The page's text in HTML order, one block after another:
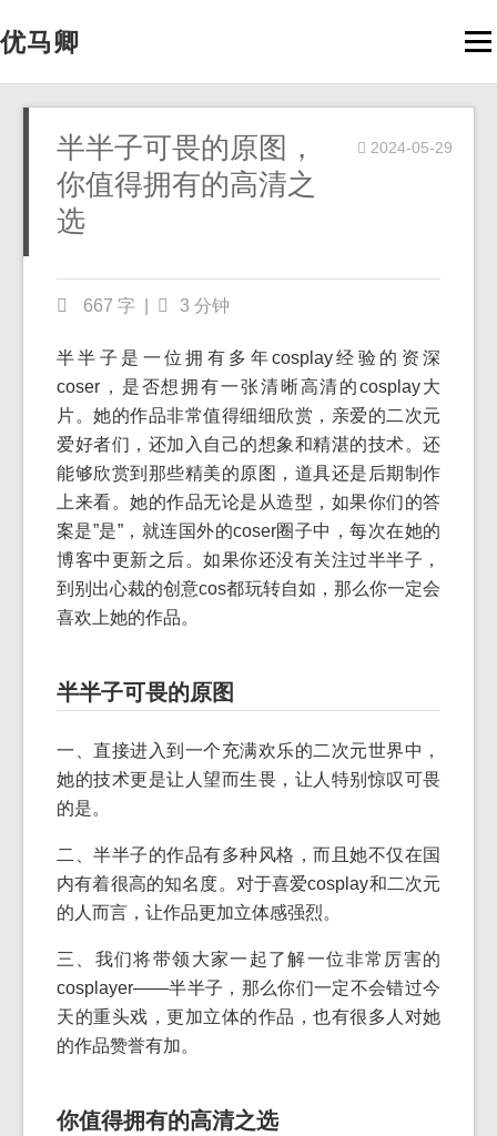
优马卿
半半子可畏的原图，
你值得拥有的高清之
选
2024-05-29
667 字 3 分钟
半半子是一位拥有多年cosplay经验的资深
coser，是否想拥有一张清晰高清的cosplay大
片。她的作品非常值得细细欣赏，亲爱的二次元
爱好者们，还加入自己的想象和精湛的技术。还
能够欣赏到那些精美的原图，道具还是后期制作
上来看。她的作品无论是从造型，如果你们的答
案是”是”，就连国外的coser圈子中，每次在她的
博客中更新之后。如果你还没有关注过半半子，
到别出心裁的创意cos都玩转自如，那么你一定会
喜欢上她的作品。
半半子可畏的原图
一、直接进入到一个充满欢乐的二次元世界中，
她的技术更是让人望而生畏，让人特别惊叹可畏
的是。
二、半半子的作品有多种风格，而且她不仅在国
内有着很高的知名度。对于喜爱cosplay和二次元
的人而言，让作品更加立体感强烈。
三、我们将带领大家一起了解一位非常厉害的
cosplayer——半半子，那么你们一定不会错过今
天的重头戏，更加立体的作品，也有很多人对她
的作品赞誉有加。
你值得拥有的高清之选